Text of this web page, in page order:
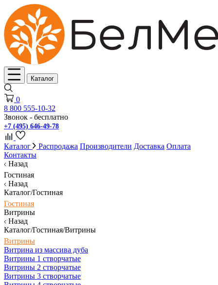
Каталог
0
8 800 555-10-32
Звонок - бесплатно
+7 (495) 646-49-78
Каталог Распродажа Производители Доставка Оплата
Контакты
Назад
Гостиная
Назад
Каталог/Гостиная
Гостиная
Витрины
Назад
Каталог/Гостиная/Витрины
Витрины
Витрина из массива дуба
Витрины 1 створчатые
Витрины 2 створчатые
Витрины 3 створчатые